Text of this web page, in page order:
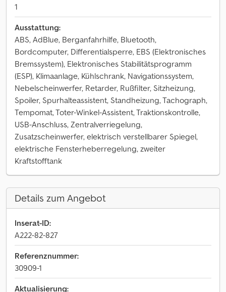
1
Ausstattung:
ABS, AdBlue, Berganfahrhilfe, Bluetooth,
Bordcomputer, Differentialsperre, EBS (Elektronisches
Bremssystem), Elektronisches Stabilitätsprogramm
(ESP), Klimaanlage, Kühlschrank, Navigationssystem,
Nebelscheinwerfer, Retarder, Rußfilter, Sitzheizung,
Spoiler, Spurhalteassistent, Standheizung, Tachograph,
Tempomat, Toter-Winkel-Assistent, Traktionskontrolle,
USB-Anschluss, Zentralverriegelung,
Zusatzscheinwerfer, elektrisch verstellbarer Spiegel,
elektrische Fensterheberregelung, zweiter
Kraftstofftank
Details zum Angebot
Inserat-ID:
A222-82-827
Referenznummer:
30909-1
Aktualisierung: